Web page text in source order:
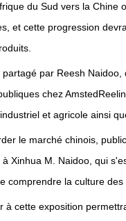
du Sud vers la Chine
et cette progression
par Reesh
chez
et agricole ainsi
le marché chinois,
Xinhua M. Naidoo, qui
comprendre la culture des
à cette exposition